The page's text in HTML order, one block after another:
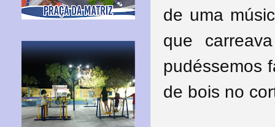
de uma
que
pudéssemos
de bois no